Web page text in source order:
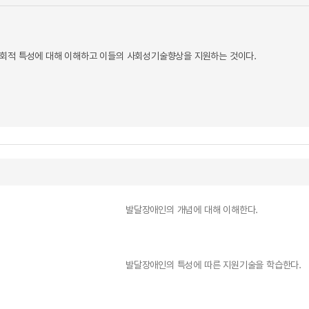
적 특성에 대해 이해하고 이들의 사회성기술향상을 지원하는 것이다.
발달장애인의 개념에 대해 이해한다.
발달장애인의 특성에 따른 지원기술을 학습한다.